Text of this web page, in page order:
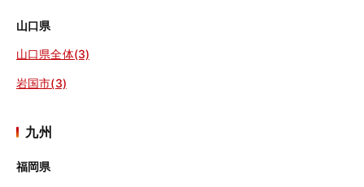
山口県
山口県全体(3)
岩国市(3)
九州
福岡県